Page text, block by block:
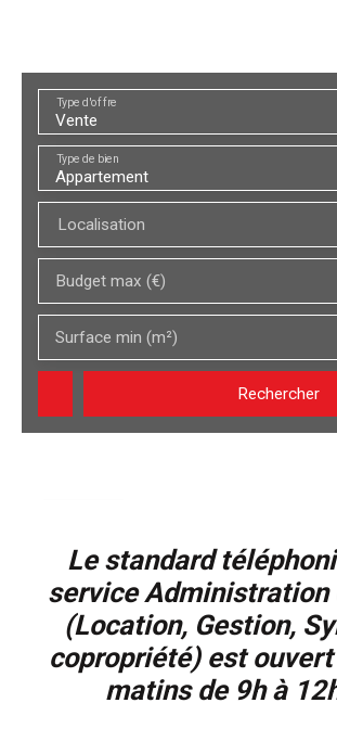
Vente
Type d'offre
Appartement
Type de bien
Localisation
Budget max (€)
Surface min (m²)
Rechercher
Le standard
service Administration
(Location, Gestion,
copropriété) est
matins de 9h à